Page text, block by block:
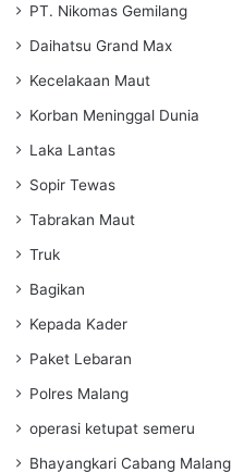
PT. Nikomas Gemilang
Daihatsu Grand Max
Kecelakaan Maut
Korban Meninggal Dunia
Laka Lantas
Sopir Tewas
Tabrakan Maut
Truk
Bagikan
Kepada Kader
Paket Lebaran
Polres Malang
operasi ketupat semeru
Bhayangkari Cabang Malang